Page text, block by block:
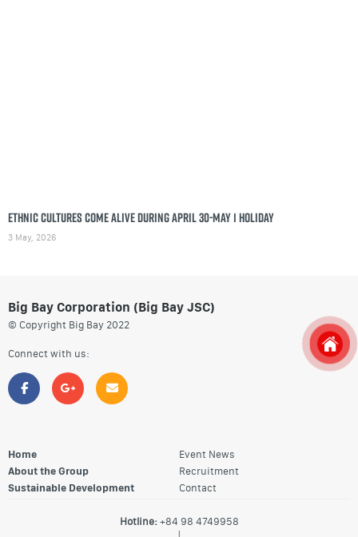
Ethnic cultures come alive during April 30-May 1 holiday
3 May, 2026
Big Bay Corporation (Big Bay JSC)
© Copyright Big Bay 2022
Connect with us:
Home
About the Group
Sustainable Development
Event News
Recruitment
Contact
Hotline:+84 98 4749958
|